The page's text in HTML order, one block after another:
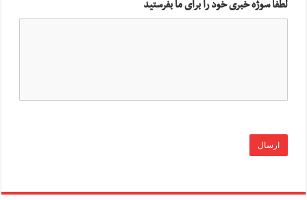
لطفا سوژه خبری خود را برای ما بفرستید